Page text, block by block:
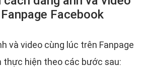
Facebook
và video cùng lúc trên Fanpage
thực hiện theo các bước sau: